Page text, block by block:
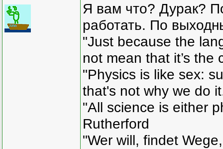
Я вам что? Дурак?
работать. По
"Just because the
not mean that it’s the
"Physics is like sex:
that's not why we do
"All science is either
Rutherford
"Wer will, findet